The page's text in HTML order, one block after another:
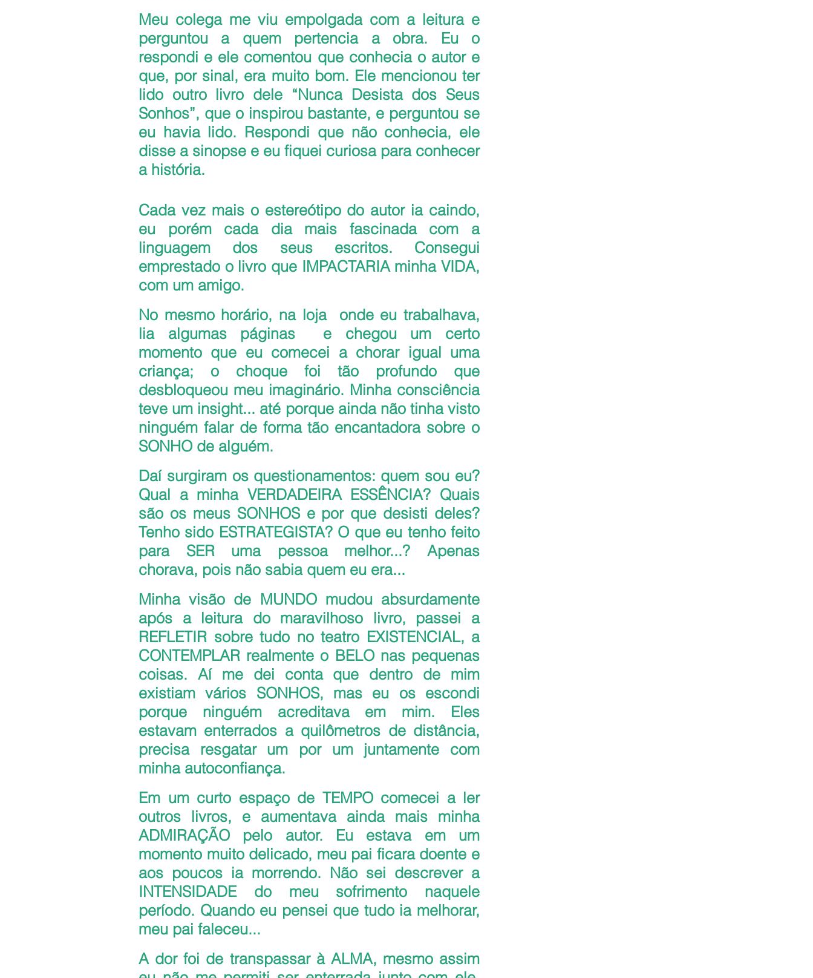
Meu colega me viu empolgada com a leitura e
perguntou a quem pertencia a obra. Eu o
respondi e ele comentou que conhecia o autor e
que, por sinal, era muito bom. Ele mencionou ter
lido outro livro dele “Nunca Desista dos Seus
Sonhos”, que o inspirou bastante, e perguntou se
eu havia lido. Respondi que não conhecia, ele
disse a sinopse e eu fiquei curiosa para conhecer
a história.
Cada vez mais o estereótipo do autor ia caindo,
eu porém cada dia mais fascinada com a
linguagem dos seus escritos. Consegui
emprestado o livro que IMPACTARIA minha VIDA,
com um amigo.
No mesmo horário, na loja  onde eu trabalhava,
lia algumas páginas  e chegou um certo
momento que eu comecei a chorar igual uma
criança; o choque foi tão profundo que
desbloqueou meu imaginário. Minha consciência
teve um insight... até porque ainda não tinha visto
ninguém falar de forma tão encantadora sobre o
SONHO de alguém.
Daí surgiram os questionamentos: quem sou eu?
Qual a minha VERDADEIRA ESSÊNCIA? Quais
são os meus SONHOS e por que desisti deles?
Tenho sido ESTRATEGISTA? O que eu tenho feito
para SER uma pessoa melhor...? Apenas
chorava, pois não sabia quem eu era...
Minha visão de MUNDO mudou absurdamente
após a leitura do maravilhoso livro, passei a
REFLETIR sobre tudo no teatro EXISTENCIAL, a
CONTEMPLAR realmente o BELO nas pequenas
coisas. Aí me dei conta que dentro de mim
existiam vários SONHOS, mas eu os escondi
porque ninguém acreditava em mim. Eles
estavam enterrados a quilômetros de distância,
precisa resgatar um por um juntamente com
minha autoconfiança.
Em um curto espaço de TEMPO comecei a ler
outros livros, e aumentava ainda mais minha
ADMIRAÇÃO pelo autor. Eu estava em um
momento muito delicado, meu pai ficara doente e
aos poucos ia morrendo. Não sei descrever a
INTENSIDADE do meu sofrimento naquele
período. Quando eu pensei que tudo ia melhorar,
meu pai faleceu...
A dor foi de transpassar à ALMA, mesmo assim